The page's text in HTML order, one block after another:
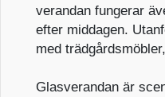
verandan fungerar
efter middagen.
med
Glasverandan är